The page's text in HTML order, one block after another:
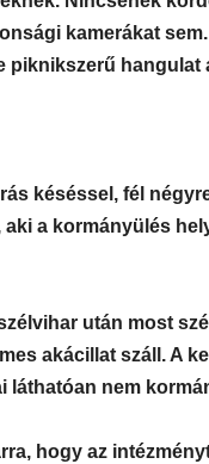
kamerákat
piknikszerű hangulat
késéssel, fél
a kormányülés
után most
akácillat száll. A
láthatóan nem
hogy az